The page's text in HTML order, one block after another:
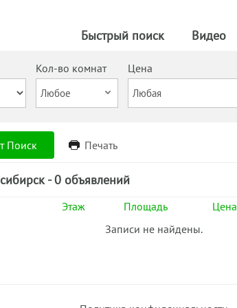
Быстрый поиск Видео
Кол-во комнат
Цена
Поиск Печать
- 0 объявлений
Этаж Площадь Цена
Записи не найдены.